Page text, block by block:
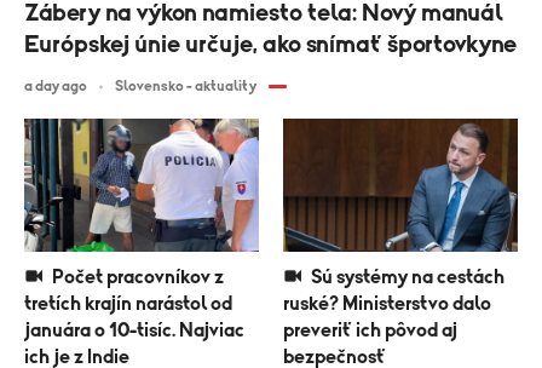
tretích krajín narástol od
januára o 10-tisíc. Najviac
ich je z Indie
ruské? Ministerstvo dalo
preveriť ich pôvod aj
bezpečnosť
Zábery na výkon namiesto tela: Nový manuál
Európskej únie určuje, ako snímať športovkyne
a day ago Slovensko - aktuality